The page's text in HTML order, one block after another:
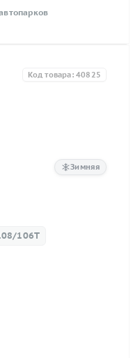
Зимняя
Код товара: 40825
106T